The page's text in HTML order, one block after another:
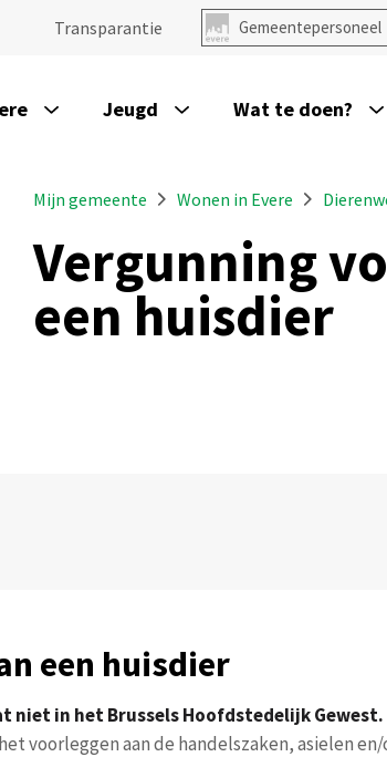
Transparantie Gemeentepersoneel
Jeugd Wat te doen?
Mijn gemeente Wonen in Evere
Vergunning
een huisdier
een huisdier
niet in het Brussels Hoofdstedelijk Gewest.
voorleggen aan de handelszaken, asielen